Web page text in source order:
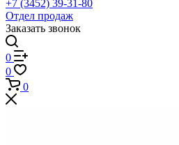
+7 (3452) 39-31-80
Отдел продаж
Заказать звонок
0
0
0